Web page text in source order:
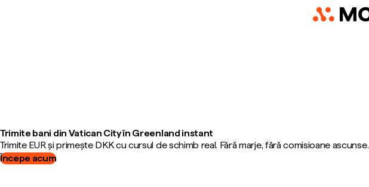
Trimite bani din Vatican City în Greenland instant
Trimite EUR și primește DKK cu cursul de schimb real. Fără marje, fără comisioane ascunse.
Începe acum